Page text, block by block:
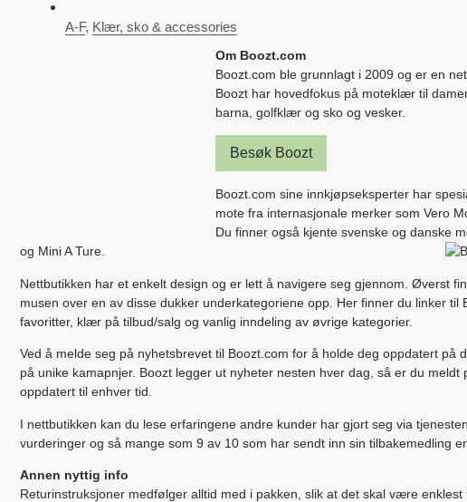
A-F, Klær, sko & accessories
Om Boozt.com
Boozt.com ble grunnlagt i 2009 og er en
Boozt har hovedfokus på moteklær til
barna, golfklær og sko og vesker.
Besøk Boozt
Boozt.com sine innkjøpseksperter har
mote fra internasjonale merker som Vero
Du finner også kjente svenske og danske
og Mini A Ture.
Nettbutikken har et enkelt design og er lett å navigere seg gjennom. Øverst
musen over en av disse dukker underkategoriene opp. Her finner du linker til
favoritter, klær på tilbud/salg og vanlig inndeling av øvrige kategorier.
Ved å melde seg på nyhetsbrevet til Boozt.com for å holde deg oppdatert på
på unike kamapnjer. Boozt legger ut nyheter nesten hver dag, så er du meldt
oppdatert til enhver tid.
I nettbutikken kan du lese erfaringene andre kunder har gjort seg via
vurderinger og så mange som 9 av 10 som har sendt inn sin tilbakemedling
Annen nyttig info
Returinstruksjoner medfølger alltid med i pakken, slik at det skal være